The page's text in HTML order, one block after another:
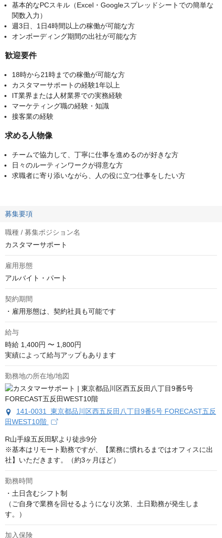
基本的なPCスキル（Excel・Googleスプレッドシートでの簡単な
関数入力）
週3日、1日4時間以上の稼働が可能な方
オンボーディング期間の出社が可能な方
歓迎要件
18時から21時までの稼働が可能な方
カスタマーサポートの経験1年以上
IT業界または人材業界での実務経験
マーケティング職の経験・知識
接客業の経験
求める人物像
チームで協力して、丁寧に仕事を進めるのが好きな方
日々のルーティンワークが得意な方
求職者に寄り添いながら、人の役に立つ仕事をしたい方
募集要項
職種 / 募集ポジション名
カスタマーサポート
雇用形態
アルバイト・パート
契約期間
・雇用形態は、契約社員も可能です
給与
時給 1,400円 〜 1,800円
実績によって給与アップもあります
勤務地の所在地/地図
141-0031 東京都品川区西五反田八丁目9番5号 FORECAST五反
田WEST10階
R山手線五反田駅より徒歩9分
※基本はリモート勤務ですが、【業務に慣れるまではオフィスに出
社】いただきます。（約3ヶ月ほど）
勤務時間
・土日含むシフト制
（ご自身で業務を回せるようになり次第、土日勤務が発生しま
す。）
加入保険